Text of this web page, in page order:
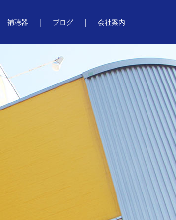
補聴器 ブログ 会社案内